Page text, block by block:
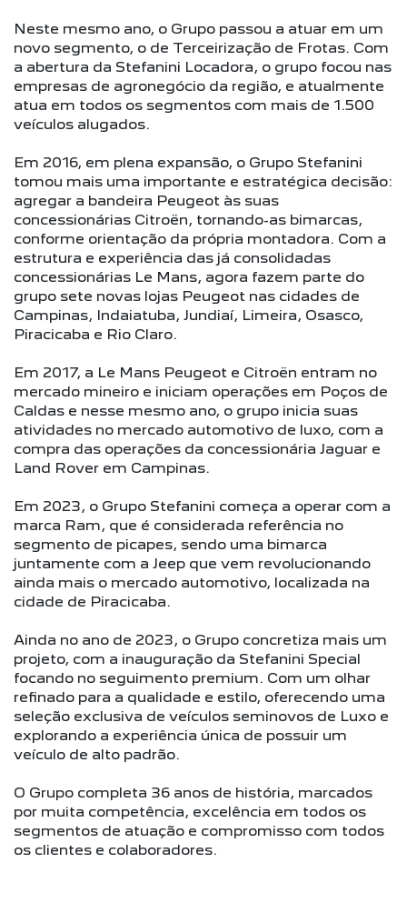
Neste mesmo ano, o Grupo passou a atuar em um
novo segmento, o de Terceirização de Frotas. Com
a abertura da Stefanini Locadora, o grupo focou nas
empresas de agronegócio da região, e atualmente
atua em todos os segmentos com mais de 1.500
veículos alugados.
Em 2016, em plena expansão, o Grupo Stefanini
tomou mais uma importante e estratégica decisão:
agregar a bandeira Peugeot às suas
concessionárias Citroën, tornando-as bimarcas,
conforme orientação da própria montadora. Com a
estrutura e experiência das já consolidadas
concessionárias Le Mans, agora fazem parte do
grupo sete novas lojas Peugeot nas cidades de
Campinas, Indaiatuba, Jundiaí, Limeira, Osasco,
Piracicaba e Rio Claro.
Em 2017, a Le Mans Peugeot e Citroën entram no
mercado mineiro e iniciam operações em Poços de
Caldas e nesse mesmo ano, o grupo inicia suas
atividades no mercado automotivo de luxo, com a
compra das operações da concessionária Jaguar e
Land Rover em Campinas.
Em 2023, o Grupo Stefanini começa a operar com a
marca Ram, que é considerada referência no
segmento de picapes, sendo uma bimarca
juntamente com a Jeep que vem revolucionando
ainda mais o mercado automotivo, localizada na
cidade de Piracicaba.
Ainda no ano de 2023, o Grupo concretiza mais um
projeto, com a inauguração da Stefanini Special
focando no seguimento premium. Com um olhar
refinado para a qualidade e estilo, oferecendo uma
seleção exclusiva de veículos seminovos de Luxo e
explorando a experiência única de possuir um
veículo de alto padrão.
O Grupo completa 36 anos de história, marcados
por muita competência, excelência em todos os
segmentos de atuação e compromisso com todos
os clientes e colaboradores.